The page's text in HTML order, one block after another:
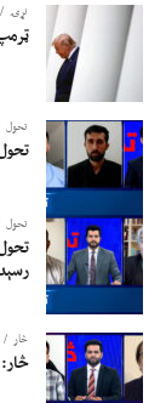
نړۍ
تحول
تحول
څار